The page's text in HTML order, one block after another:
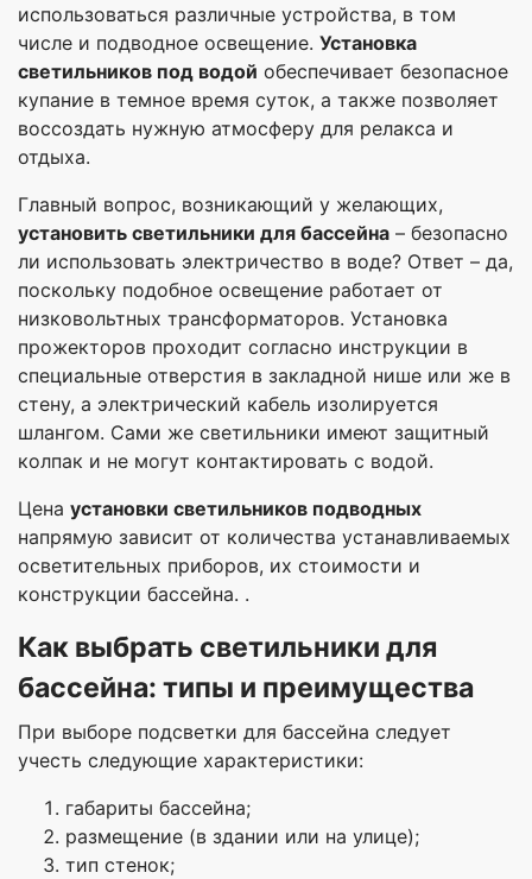
использоваться различные устройства, в том
числе и подводное освещение. Установка
светильников под водой обеспечивает безопасное
купание в темное время суток, а также позволяет
воссоздать нужную атмосферу для релакса и
отдыха.
Главный вопрос, возникающий у желающих,
установить светильники для бассейна – безопасно
ли использовать электричество в воде? Ответ – да,
поскольку подобное освещение работает от
низковольтных трансформаторов. Установка
прожекторов проходит согласно инструкции в
специальные отверстия в закладной нише или же в
стену, а электрический кабель изолируется
шлангом. Сами же светильники имеют защитный
колпак и не могут контактировать с водой.
Цена установки светильников подводных
напрямую зависит от количества устанавливаемых
осветительных приборов, их стоимости и
конструкции бассейна. .
Как выбрать светильники для
бассейна: типы и преимущества
При выборе подсветки для бассейна следует
учесть следующие характеристики:
габариты бассейна;
размещение (в здании или на улице);
тип стенок;